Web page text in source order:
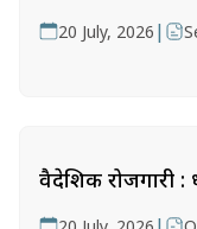
20 July, 2026 |
वैदेशिक रोजगारी